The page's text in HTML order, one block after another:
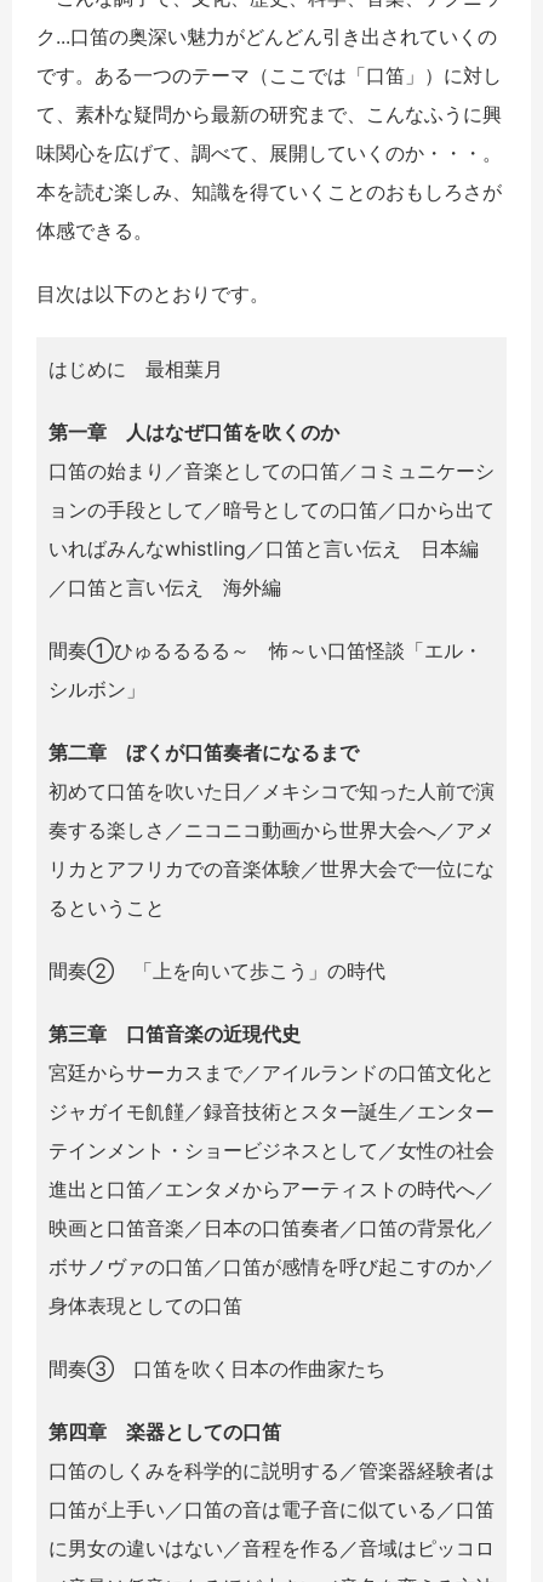
ク...口笛の奥深い魅力がどんどん引き出されていくの
です。ある一つのテーマ（ここでは「口笛」）に対し
て、素朴な疑問から最新の研究まで、こんなふうに興
味関心を広げて、調べて、展開していくのか・・・。
本を読む楽しみ、知識を得ていくことのおもしろさが
体感できる。
目次は以下のとおりです。
はじめに 最相葉月
第一章 人はなぜ口笛を吹くのか
口笛の始まり／音楽としての口笛／コミュニケーシ
ョンの手段として／暗号としての口笛／口から出て
いればみんなwhistling／口笛と言い伝え 日本編
／口笛と言い伝え 海外編
間奏①ひゅるるるる～ 怖～い口笛怪談「エル・
シルボン」
第二章 ぼくが口笛奏者になるまで
初めて口笛を吹いた日／メキシコで知った人前で演
奏する楽しさ／ニコニコ動画から世界大会へ／アメ
リカとアフリカでの音楽体験／世界大会で一位にな
るということ
間奏② 「上を向いて歩こう」の時代
第三章 口笛音楽の近現代史
宮廷からサーカスまで／アイルランドの口笛文化と
ジャガイモ飢饉／録音技術とスター誕生／エンター
テインメント・ショービジネスとして／女性の社会
進出と口笛／エンタメからアーティストの時代へ／
映画と口笛音楽／日本の口笛奏者／口笛の背景化／
ボサノヴァの口笛／口笛が感情を呼び起こすのか／
身体表現としての口笛
間奏③ 口笛を吹く日本の作曲家たち
第四章 楽器としての口笛
口笛のしくみを科学的に説明する／管楽器経験者は
口笛が上手い／口笛の音は電子音に似ている／口笛
に男女の違いはない／音程を作る／音域はピッコロ